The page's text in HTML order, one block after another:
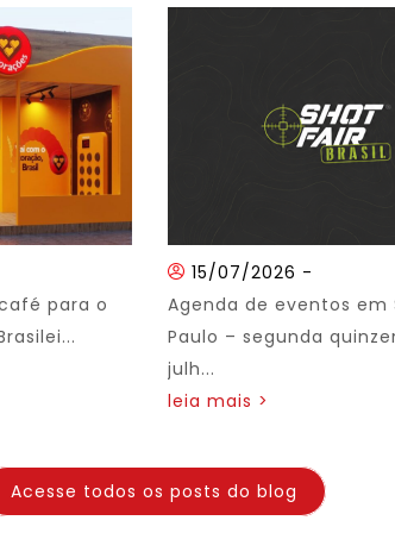
para o
15/07/2026 -
Agenda de eventos em
Paulo – segunda
julh...
leia mais >
Acesse todos os posts do blog